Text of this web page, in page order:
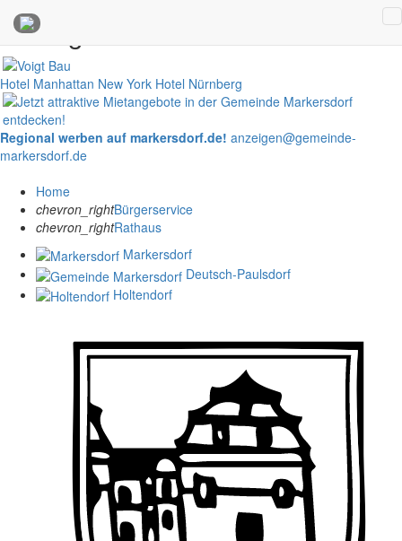
Anzeigen
Hotel Manhattan New York Hotel Nürnberg
Regional werben auf markersdorf.de! anzeigen@gemeinde-
markersdorf.de
Home
chevron_rightBürgerservice
chevron_rightRathaus
Markersdorf
Deutsch-Paulsdorf
Holtendorf